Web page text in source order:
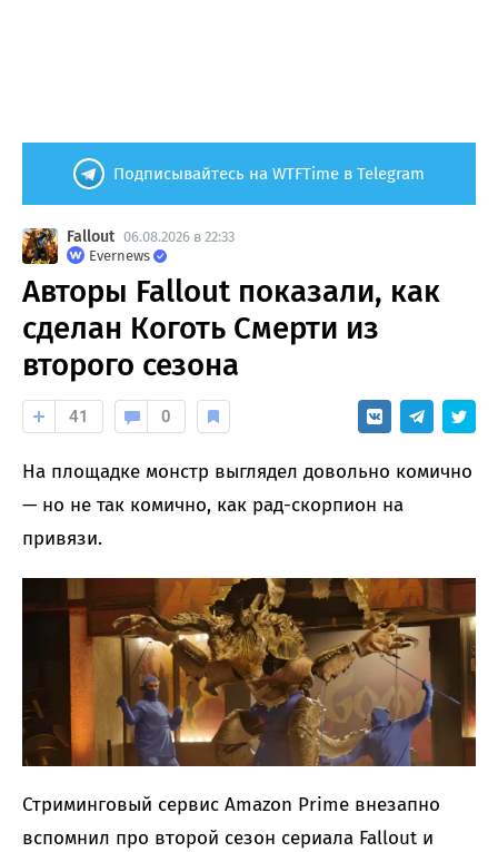
Подписывайтесь на WTFTime в Telegram
Fallout 06.08.2026 в 22:33
Evernews
Авторы Fallout показали, как
сделан Коготь Смерти из
второго сезона
41 0
На площадке монстр выглядел довольно комично
— но не так комично, как рад-скорпион на
привязи.
Стриминговый сервис Amazon Prime внезапно
вспомнил про второй сезон сериала Fallout и